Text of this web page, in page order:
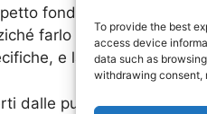
To provide the best
access device
data such as
withdrawing consent,
fondamentale per
farlo da soli? I
e la possibilità di
dalle pulizie uffici